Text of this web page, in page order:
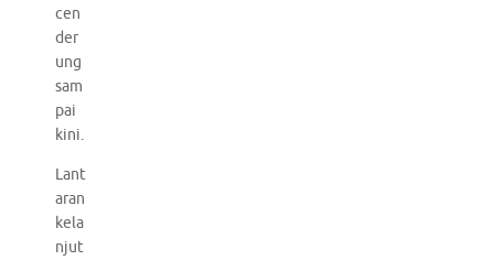
cen
der
ung
sam
pai
kini.
Lant
aran
kela
njut